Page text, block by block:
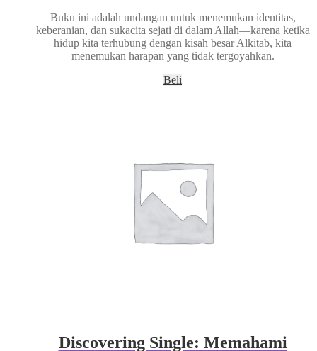
Buku ini adalah undangan untuk menemukan identitas,
keberanian, dan sukacita sejati di dalam Allah—karena ketika
hidup kita terhubung dengan kisah besar Alkitab, kita
menemukan harapan yang tidak tergoyahkan.
Beli
Discovering Single: Memahami